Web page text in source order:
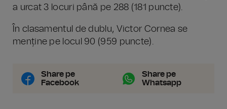
a urcat 3 locuri până pe 288 (181 puncte).
În clasamentul de dublu, Victor Cornea se
menține pe locul 90 (959 puncte).
Share pe
Facebook
Share pe
Whatsapp